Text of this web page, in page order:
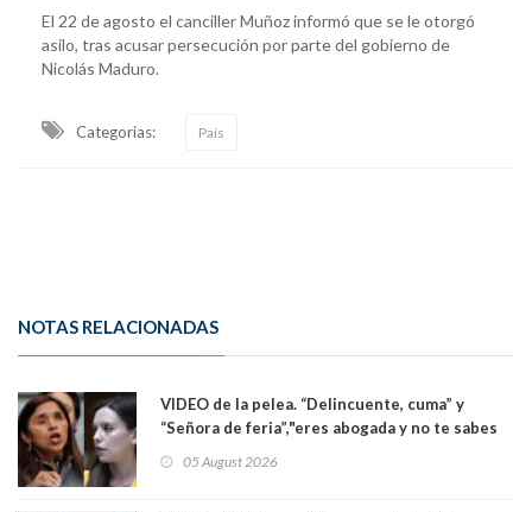
El 22 de agosto el canciller Muñoz informó que se le otorgó
asilo, tras acusar persecución por parte del gobierno de
Nicolás Maduro.
Categorias: País
NOTAS RELACIONADAS
VIDEO de la pelea. “Delincuente, cuma” y
“Señora de feria”,"eres abogada y no te sabes
senadoras Camila Flores y Fabiola Campillai en
05 August 2026